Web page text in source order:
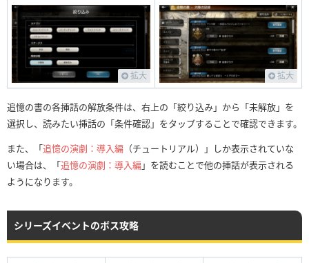
拡大 拡大
追憶の書の各挿話の解放条件は、右上の「絞り込み」から「未解放」を
選択し、読みたい挿話の「条件確認」をタップすることで確認できます。
また、「追憶の演劇：導入編 （チュートリアル）」しか表示されていな
い場合は、「追憶の演劇：導入編」を読むことで他の挿話が表示される
ようになります。
シリーズイベントのボス攻略